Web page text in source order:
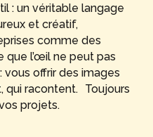
: un véritable langage
et créatif,
comme des
que l’œil ne peut pas
offrir des images
qui racontent. Toujours
projets.